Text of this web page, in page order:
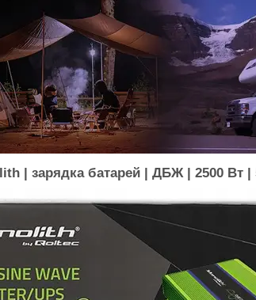
| зарядка батарей | ДБЖ | 2500 Вт |